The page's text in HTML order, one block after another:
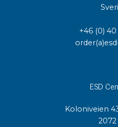
+46 (0)
ESD
Koloniveien
2072